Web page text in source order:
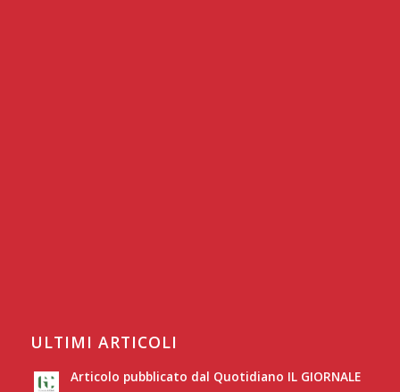
ULTIMI ARTICOLI
Articolo pubblicato dal Quotidiano IL GIORNALE